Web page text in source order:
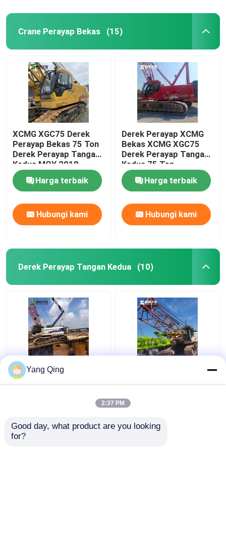
Crane Perayap Bekas (15)
XCMG XGC75 Derek
Perayap Bekas 75 Ton
Derek Perayap Tangan
Kedua MOY 2018
Harga terbaik
Hubungi kami
Derek Perayap XCMG
Bekas XCMG XGC75
Derek Perayap Tangan
Kedua 75 Ton
Harga terbaik
Hubungi kami
Derek Perayap Tangan Kedua (10)
75ton Derek Perayap
Bekas Bekas Zoomlion
Yang Qing
2:37 PM
Good day, what product are you looking
for?